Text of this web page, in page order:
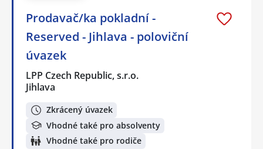
Prodavač/ka pokladní -
Reserved - Jihlava - poloviční
úvazek
LPP Czech Republic, s.r.o.
Jihlava
Zkrácený úvazek
Vhodné také pro absolventy
Vhodné také pro rodiče